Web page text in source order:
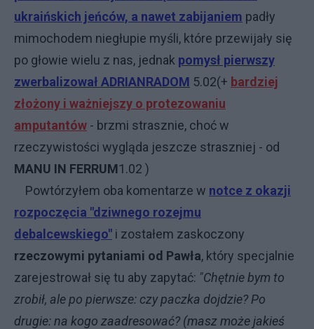
ukraińskich jeńców, a nawet zabijaniem padły
mimochodem niegłupie myśli, które przewijały się
po głowie wielu z nas, jednak pomysł pierwszy
zwerbalizował ADRIANRADOM 5.02(+ bardziej
złożony i ważniejszy o protezowaniu
amputantów - brzmi strasznie, choć w
rzeczywistości wygląda jeszcze straszniej - od
MANU IN FERRUM1.02 )
Powtórzyłem oba komentarze w notce z okazji
rozpoczęcia "dziwnego rozejmu
debalcewskiego" i zostałem zaskoczony
rzeczowymi pytaniami od Pawła, który specjalnie
zarejestrował się tu aby zapytać: "Chętnie bym to
zrobił, ale po pierwsze: czy paczka dojdzie? Po
drugie: na kogo zaadresować? (masz może jakieś